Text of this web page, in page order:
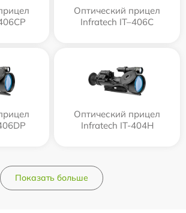
Оптический прицел
Infratech IT–406С
Оптический прицел
Infratech IT-404H
Показать больше